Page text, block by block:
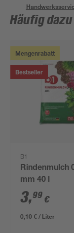
Häufig
Mengenrabatt
Bestseller
B1
Rindenmulch
mm 40 l
3,99 €
0,10 € / Liter